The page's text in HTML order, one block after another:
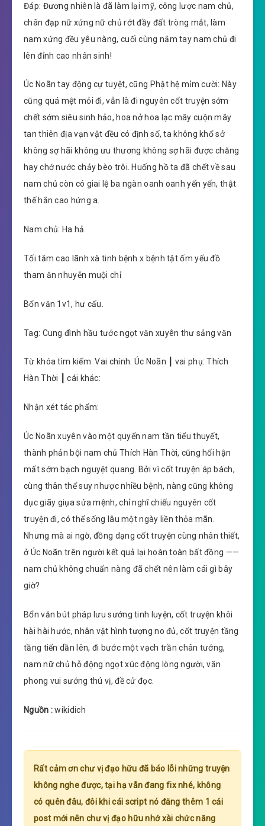
Đáp: Đương nhiên là đã làm lại mỹ, công lược nam chủ,
chân đạp nữ xứng nữ chủ rớt đầy đất tròng mắt, làm
nam xứng đều yêu nàng, cuối cùng nắm tay nam chủ đi
lên đỉnh cao nhân sinh!
Úc Noãn tay động cự tuyệt, cũng Phật hệ mỉm cười: Này
cũng quá mệt mỏi đi, vẫn là đi nguyên cốt truyện sớm
chết sớm siêu sinh hảo, hoa nở hoa lạc mây cuộn mây
tan thiên địa vạn vật đều có định số, ta không khổ sở
không sợ hãi không ưu thương không sợ hãi được chăng
hay chớ nước chảy bèo trôi. Huống hồ ta đã chết về sau
nam chủ còn có giai lệ ba ngàn oanh oanh yến yến, thật
thế hắn cao hứng a.
Nam chủ: Ha hả.
Tối tăm cao lãnh xà tinh bệnh x bệnh tật ốm yếu đồ
tham ăn nhuyễn muội chỉ
Bổn văn 1v1, hư cấu.
Tag: Cung đình hầu tước ngọt văn xuyên thư sảng văn
Từ khóa tìm kiếm: Vai chính: Úc Noãn ┃ vai phụ: Thích
Hàn Thời ┃ cái khác:
Nhận xét tác phẩm:
Úc Noãn xuyên vào một quyển nam tần tiểu thuyết,
thành phản bội nam chủ Thích Hàn Thời, cũng hối hận
mất sớm bạch nguyệt quang. Bởi vì cốt truyện áp bách,
cùng thân thể suy nhược nhiều bệnh, nàng cũng không
dục giãy giụa sửa mệnh, chỉ nghĩ chiếu nguyên cốt
truyện đi, có thể sống lâu một ngày liền thỏa mãn.
Nhưng mà ai ngờ, đồng dạng cốt truyện cùng nhân thiết,
ở Úc Noãn trên người kết quả lại hoàn toàn bất đồng ——
nam chủ không chuẩn nàng đã chết nên làm cái gì bây
giờ?
Bổn văn bút pháp lưu sướng tinh luyện, cốt truyện khôi
hài hài hước, nhân vật hình tượng no đủ, cốt truyện tầng
tầng tiến dần lên, đi bước một vạch trần chân tướng,
nam nữ chủ hỗ động ngọt xúc động lòng người, văn
phong vui sướng thú vị, đề cử đọc.
Nguồn :wikidich
Rất cảm ơn chư vị đạo hữu đã báo lỗi những truyện
không nghe được, tại hạ vẫn đang fix nhé, không
có quên đâu, đôi khi cái script nó đăng thêm 1 cái
post mới nên chư vị đạo hữu nhớ xài chức năng